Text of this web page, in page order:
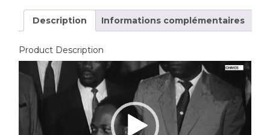
Description Informations complémentaires
Product Description
Video
Player